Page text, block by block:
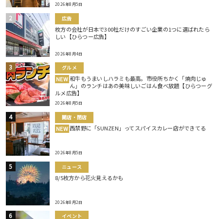
2026年8月5日
広告
枚方の会社が日本で300社だけのすごい企業の1つに選ばれたら
しい【ひらつー広告】
2026年8月4日
グルメ
NEW 和牛もうまいしハラミも最高。市役所ちかく「焼肉じゅ
ん」のランチはあの美味しいごはん食べ放題【ひらつーグ
ルメ広告】
2026年8月5日
開店・閉店
NEW 西禁野に「SUNZEN」ってスパイスカレー店ができてる
2026年8月5日
ニュース
8/5枚方から花火見えるかも
2026年8月2日
イベント